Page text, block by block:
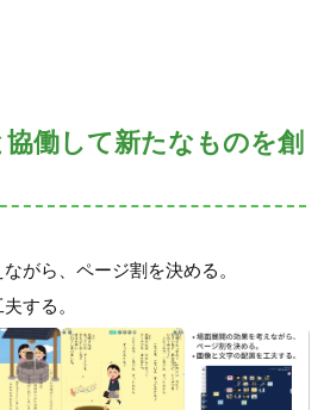
協働して新たなものを創
がら、ページ割を決める。
する。